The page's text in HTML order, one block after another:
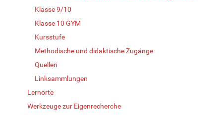
Klasse 9/10
Klasse 10 GYM
Kursstufe
Methodische und didaktische Zugänge
Quellen
Linksammlungen
Lernorte
Werkzeuge zur Eigenrecherche